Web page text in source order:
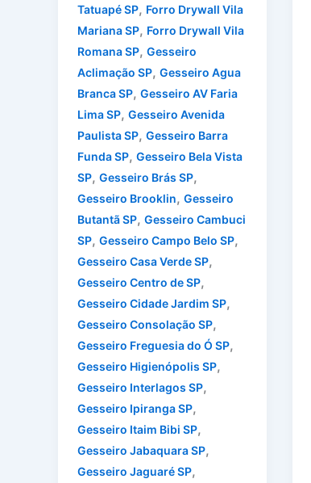
Tatuapé SP, Forro Drywall Vila
Mariana SP, Forro Drywall Vila
Romana SP, Gesseiro
Aclimação SP, Gesseiro Agua
Branca SP, Gesseiro AV Faria
Lima SP, Gesseiro Avenida
Paulista SP, Gesseiro Barra
Funda SP, Gesseiro Bela Vista
SP, Gesseiro Brás SP,
Gesseiro Brooklin, Gesseiro
Butantã SP, Gesseiro Cambuci
SP, Gesseiro Campo Belo SP,
Gesseiro Casa Verde SP,
Gesseiro Centro de SP,
Gesseiro Cidade Jardim SP,
Gesseiro Consolação SP,
Gesseiro Freguesia do Ó SP,
Gesseiro Higienópolis SP,
Gesseiro Interlagos SP,
Gesseiro Ipiranga SP,
Gesseiro Itaim Bibi SP,
Gesseiro Jabaquara SP,
Gesseiro Jaguaré SP,